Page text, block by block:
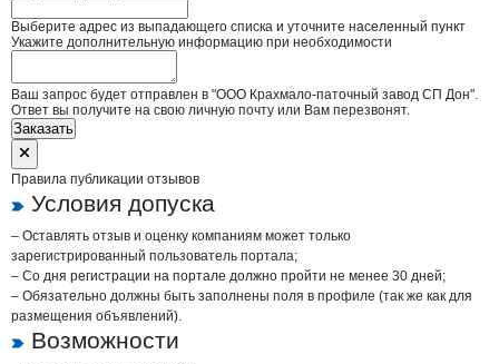
Выберите адрес из выпадающего списка и уточните населенный пункт
Укажите дополнительную информацию при необходимости
Ваш запрос будет отправлен в "ООО Крахмало-паточный завод СП Дон".
Ответ вы получите на свою личную почту или Вам перезвонят.
Заказать
Правила публикации отзывов
Условия допуска
– Оставлять отзыв и оценку компаниям может только
зарегистрированный пользователь портала;
– Со дня регистрации на портале должно пройти не менее 30 дней;
– Обязательно должны быть заполнены поля в профиле (так же как для
размещения объявлений).
Возможности